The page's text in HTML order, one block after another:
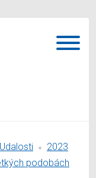
Udalosti
2023
podobách